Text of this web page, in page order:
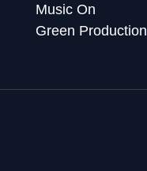
Music On
Green Production